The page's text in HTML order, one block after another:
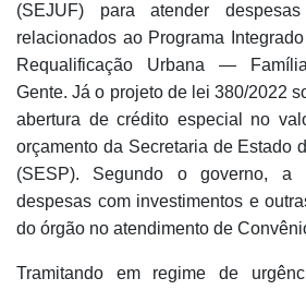
(SEJUF) para atender
relacionados ao Programa
Requalificação Urbana —
Gente. Já o projeto de lei 380/2022
abertura de crédito especial no
orçamento da Secretaria de Estado
(SESP). Segundo o governo, a
despesas com investimentos e
do órgão no atendimento de
Tramitando em regime de